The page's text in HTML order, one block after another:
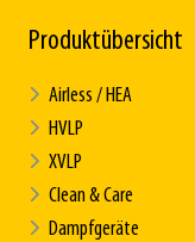
Produktübersicht
Airless / HEA
HVLP
XVLP
Clean & Care
Dampfgeräte